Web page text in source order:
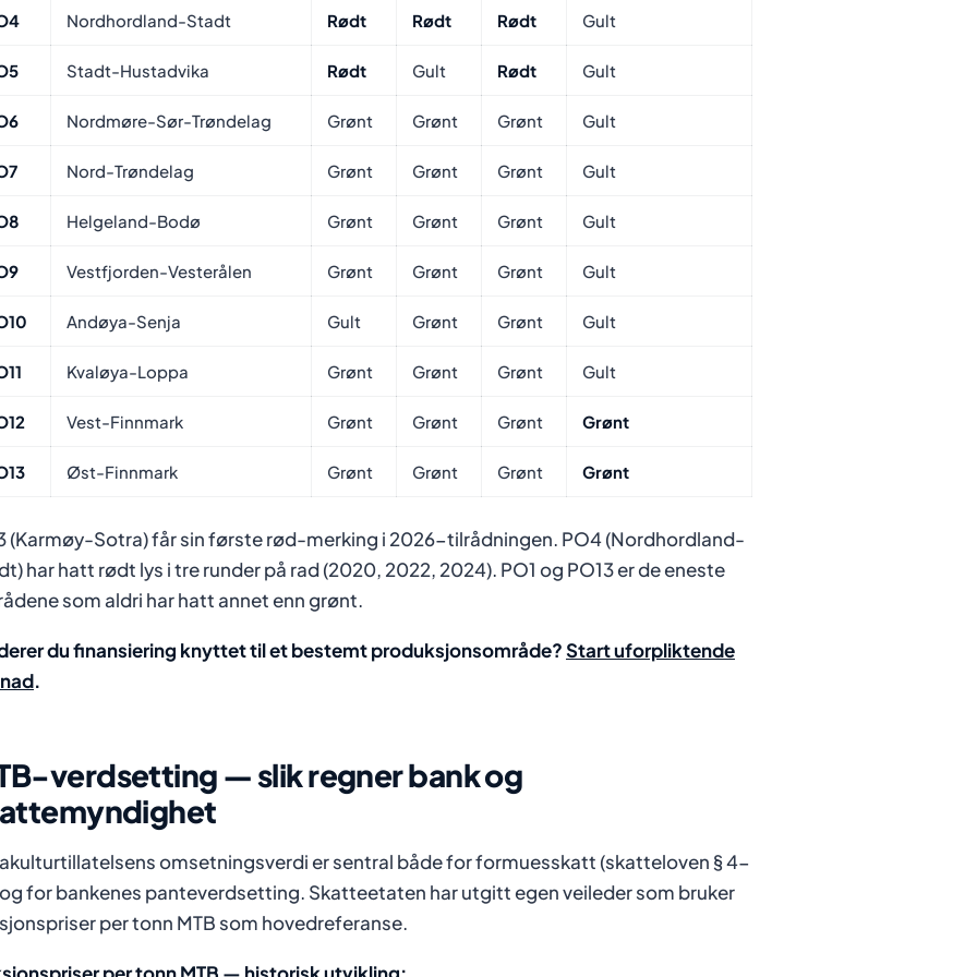
Nordhordland-Stadt Rødt Rødt Rødt Gult
Stadt-Hustadvika Rødt Gult Rødt Gult
Nordmøre-Sør-Trøndelag Grønt Grønt Grønt Gult
Nord-Trøndelag Grønt Grønt Grønt Gult
Helgeland-Bodø Grønt Grønt Grønt Gult
Vestfjorden-Vesterålen Grønt Grønt Grønt Gult
Andøya-Senja Gult Grønt Grønt Gult
Kvaløya-Loppa Grønt Grønt Grønt Gult
Vest-Finnmark Grønt Grønt Grønt Grønt
Øst-Finnmark Grønt Grønt Grønt Grønt
(Karmøy-Sotra) får sin første rød-merking i 2026-tilrådningen. PO4 (Nordhordland-
har hatt rødt lys i tre runder på rad (2020, 2022, 2024). PO1 og PO13 er de eneste
som aldri har hatt annet enn grønt.
du finansiering knyttet til et bestemt produksjonsområde?Start uforpliktende
.
verdsetting — slik regner bank og
omsetningsverdi er sentral både for formuesskatt (skatteloven § 4-
for bankenes panteverdsetting. Skatteetaten har utgitt egen veileder som bruker
per tonn MTB som hovedreferanse.